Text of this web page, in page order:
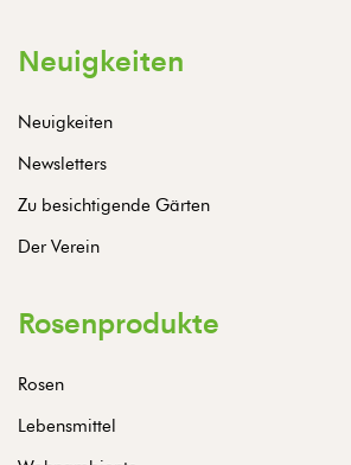
Neuigkeiten
Neuigkeiten
Newsletters
Zu besichtigende Gärten
Der Verein
Rosenprodukte
Rosen
Lebensmittel